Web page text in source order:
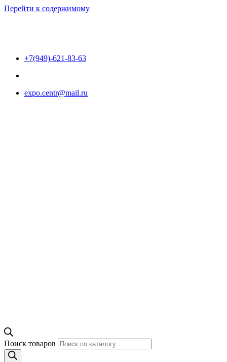
Перейти к содержимому
+7(949)-621-83-63
expo.centr@mail.ru
Поиск товаров